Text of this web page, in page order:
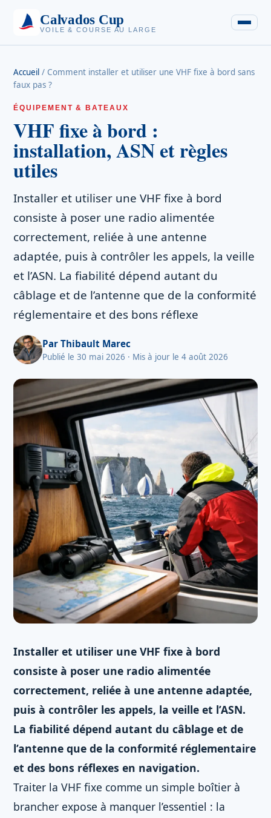
Calvados Cup
VOILE & COURSE AU LARGE
Accueil / Comment installer et utiliser une VHF fixe à bord sans
faux pas ?
ÉQUIPEMENT & BATEAUX
VHF fixe à bord :
installation, ASN et règles
utiles
Installer et utiliser une VHF fixe à bord
consiste à poser une radio alimentée
correctement, reliée à une antenne
adaptée, puis à contrôler les appels, la veille
et l’ASN. La fiabilité dépend autant du
câblage et de l’antenne que de la conformité
réglementaire et des bons réflexe
Par Thibault Marec
Publié le 30 mai 2026 · Mis à jour le 4 août 2026
Installer et utiliser une VHF fixe à bord
consiste à poser une radio alimentée
correctement, reliée à une antenne adaptée,
puis à contrôler les appels, la veille et l’ASN.
La fiabilité dépend autant du câblage et de
l’antenne que de la conformité réglementaire
et des bons réflexes en navigation.
Traiter la VHF fixe comme un simple boîtier à
brancher expose à manquer l’essentiel : la